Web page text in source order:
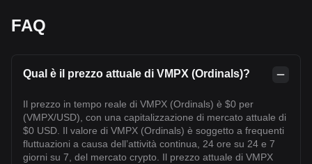
FAQ
Qual è il prezzo attuale di VMPX (Ordinals)?
Il prezzo in tempo reale di VMPX (Ordinals) è $0 per
(VMPX/USD), con una capitalizzazione di mercato attuale di
$0 USD. Il valore di VMPX (Ordinals) è soggetto a frequenti
fluttuazioni a causa dell’attività continua, 24 ore su 24 e 7
giorni su 7, del mercato crypto. Il prezzo attuale di VMPX